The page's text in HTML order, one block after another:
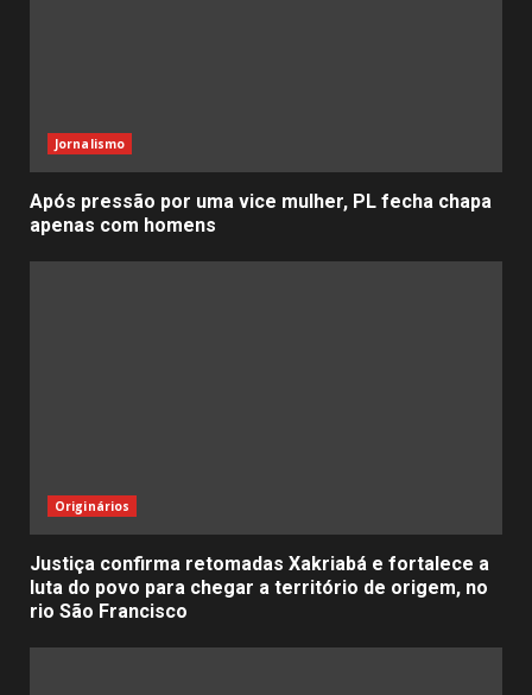
Jornalismo
Após pressão por uma vice mulher, PL fecha chapa
apenas com homens
Originários
Justiça confirma retomadas Xakriabá e fortalece a
luta do povo para chegar a território de origem, no
rio São Francisco